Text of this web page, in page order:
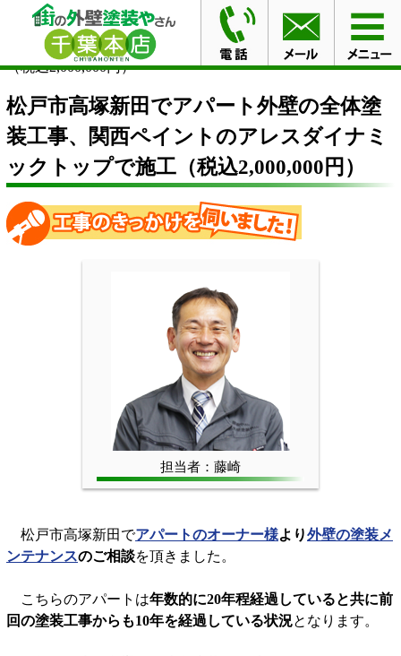
HOME 施工事例
松戸市高塚新田でアパート外壁の全体
塗装工事、関西ペイントのアレスダイナミックトップで施工
（税込2,000,000円）
松戸市高塚新田でアパート外壁の全体塗
装工事、関西ペイントのアレスダイナミ
ックトップで施工（税込2,000,000円）
担当者：藤崎
松戸市高塚新田でアパートのオーナー様より外壁の塗装メ
ンテナンスのご相談を頂きました。
こちらのアパートは年数的に20年程経過していると共に前
回の塗装工事からも10年を経過している状況となります。